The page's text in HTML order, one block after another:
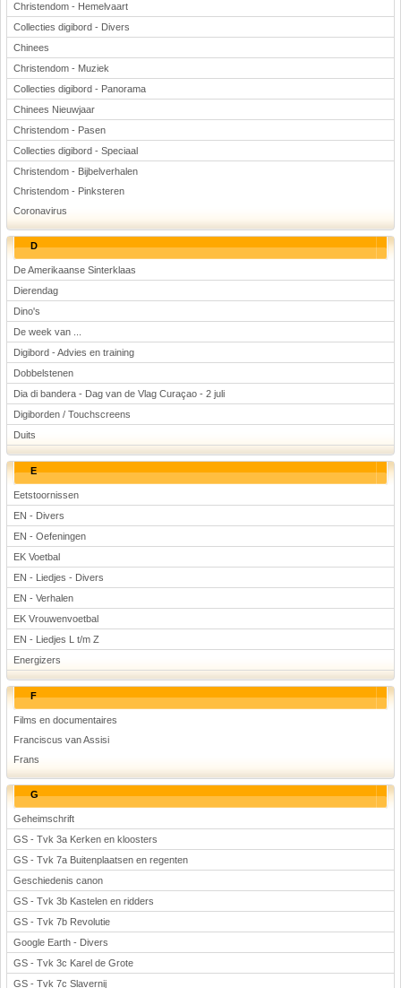
Christendom - Hemelvaart
Collecties digibord - Divers
Chinees
Christendom - Muziek
Collecties digibord - Panorama
Chinees Nieuwjaar
Christendom - Pasen
Collecties digibord - Speciaal
Christendom - Bijbelverhalen
Christendom - Pinksteren
Coronavirus
D
De Amerikaanse Sinterklaas
Dierendag
Dino's
De week van ...
Digibord - Advies en training
Dobbelstenen
Dia di bandera - Dag van de Vlag Curaçao - 2 juli
Digiborden / Touchscreens
Duits
E
Eetstoornissen
EN - Divers
EN - Oefeningen
EK Voetbal
EN - Liedjes - Divers
EN - Verhalen
EK Vrouwenvoetbal
EN - Liedjes L t/m Z
Energizers
F
Films en documentaires
Franciscus van Assisi
Frans
G
Geheimschrift
GS - Tvk 3a Kerken en kloosters
GS - Tvk 7a Buitenplaatsen en regenten
Geschiedenis canon
GS - Tvk 3b Kastelen en ridders
GS - Tvk 7b Revolutie
Google Earth - Divers
GS - Tvk 3c Karel de Grote
GS - Tvk 7c Slavernij